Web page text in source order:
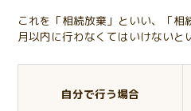
これを「相続放棄」といい、「
月以内に行わなくてはいけないと
自分で行う場合